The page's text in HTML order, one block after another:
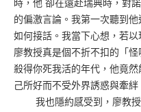
時，他 卻在遠赴瑞典時，對
的偏激言論。我第一次聽到
如何接話。我當下心想，若以
廖教授真是個不折不扣的「
殺得你死我活的年代，他竟
己所好而不受外界誘惑與牽絆
我也隱約感受到，廖教授